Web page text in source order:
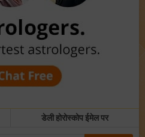
डेली होरोस्कोप ईमेल पर